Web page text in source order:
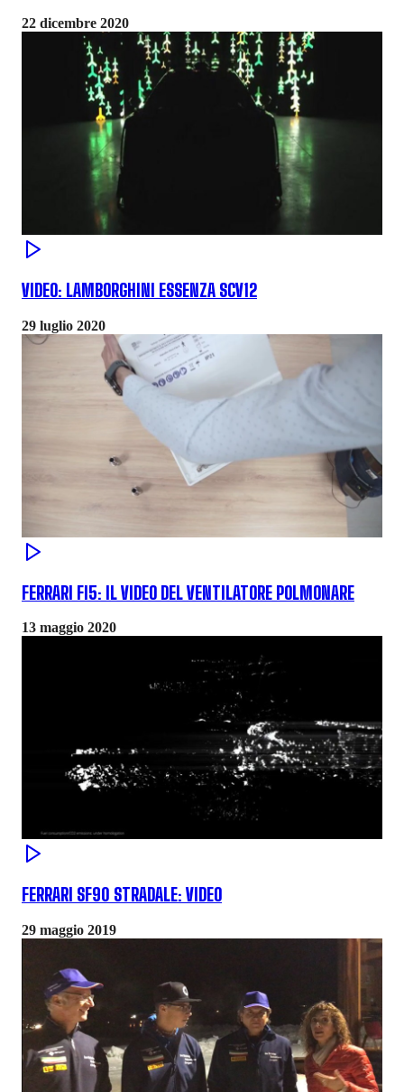
22 dicembre 2020
VIDEO: LAMBORGHINI ESSENZA SCV12
29 luglio 2020
FERRARI FI5: IL VIDEO DEL VENTILATORE POLMONARE
13 maggio 2020
FERRARI SF90 STRADALE: VIDEO
29 maggio 2019